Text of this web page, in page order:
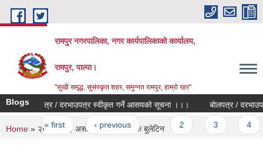
Skip to main content
रामपुर नगरपालिका, नगर कार्यपालिकाको कार्यालय,
रामपुर, पाल्पा।
"सुखी समृद्ध, सुसंस्कृत शहर, समुन्नत रामपुर, हाम्रो रहर"
Blogsबोलपत्र / दरभाउपत्र स्वीकृत गर्ने आसयको सूचना ।।। बोलपत्र /
Pages
« first ‹ previous …
You are here
Home » २०८२/०८३ असोज महिनाको मासिक बुलेटिन